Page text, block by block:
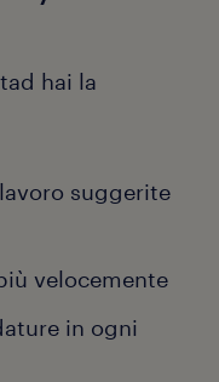
hai la
suggerite
velocemente
in ogni